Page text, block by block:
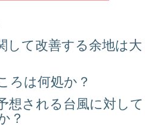
して改善する余地は大
ろは何処か？
想される台風に対して
？